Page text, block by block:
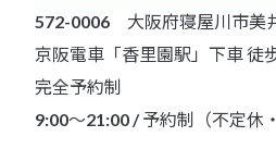
572-0006 大阪府寝屋川市美
京阪電車「香里園駅」下車 徒
完全予約制
9:00～21:00 / 予約制（不定休